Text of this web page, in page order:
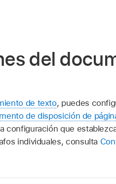
del
de texto, puedes
de disposición de
configuración que
individuales, consulta